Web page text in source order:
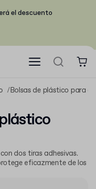
el descuento
Bolsas de plástico para
dos tiras adhesivas.
eficazmente de los